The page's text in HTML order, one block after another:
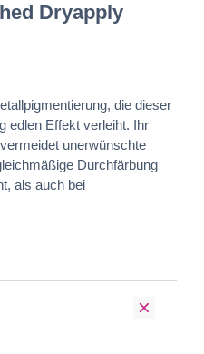
Dryapply
die dieser
edlen Effekt verleiht. Ihr
unerwünschte
Durchfärbung
als auch bei